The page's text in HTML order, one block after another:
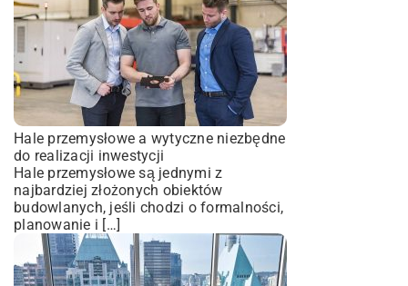
Hale przemysłowe a wytyczne niezbędne
do realizacji inwestycji
Hale przemysłowe są jednymi z
najbardziej złożonych obiektów
budowlanych, jeśli chodzi o formalności,
planowanie i […]